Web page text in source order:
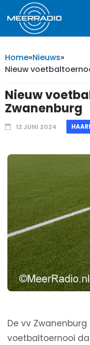
Home»Nieuws»
Nieuw
Nieuw
Zwanenburg
12 JUNI 2024
De vv
voetbaltoernooi